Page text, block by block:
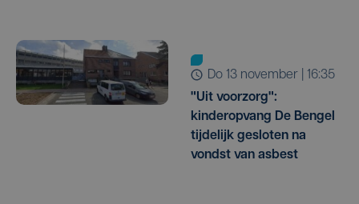
do 13 november | 16:35
"Uit voorzorg":
kinderopvang De Bengel
tijdelijk gesloten na
vondst van asbest